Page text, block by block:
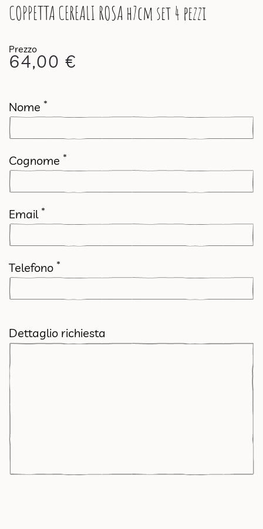
COPPETTA CEREALI ROSA h7cm set 4 pezzi
64,00 €
Nome *
Cognome *
Email *
Telefono *
Dettaglio richiesta